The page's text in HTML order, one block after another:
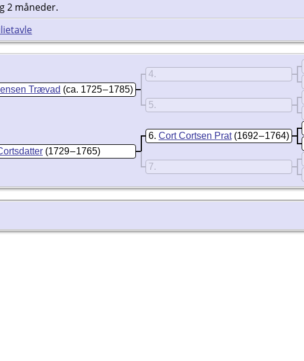
2 måneder.
Trævad (ca. 1725 – 1785)
4
5
(1729 – 1765)
6 Cort Cortsen Prat (1692 – 1764)
7